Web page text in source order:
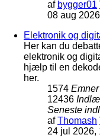
af bygger01
08 aug
Elektronik og
Her kan du
elektronik og
hjælp til en
her.
1574 Emner
12436
Seneste
afThomash
24 jul 2026,